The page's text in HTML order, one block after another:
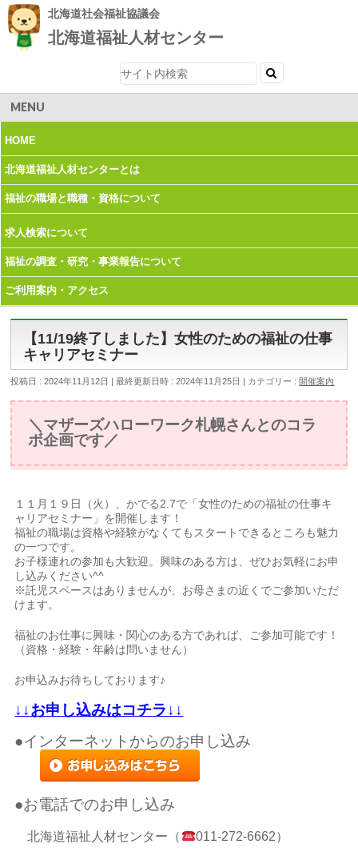
北海道社会福祉協議会
北海道福祉人材センター
MENU
HOME
北海道福祉人材センターとは
福祉の職場と職種・ 資格について
求人検索について
福祉の調査・研究・ 事業報告について
ご利用案内・ アクセス
【11/19終了しました】女性のための福祉の仕事
キャリアセミナー
投稿日 : 2024年11月12日 最終更新日時 : 2024年11月25日 カテゴリー : 開催案内
＼マザーズハローワーク札幌さんとのコラ
ボ企画です／
１１月１９日（火）、かでる2.7で「女性のための福祉の仕事キ
ャリアセミナー」を開催します！
福祉の職場は資格や経験がなくてもスタートできるところも魅力
の一つです。
お子様連れの参加も大歓迎。興味のある方は、ぜひお気軽にお申
し込みください^^
※託児スペースはありませんが、お母さまの近くでご参加いただ
けます。
福祉のお仕事に興味・関心のある方であれば、ご参加可能です！
（資格・経験・年齢は問いません）
お申込みお待ちしております♪
↓↓お申し込みはコチラ↓↓
●インターネットからのお申し込み
●お電話でのお申し込み
北海道福祉人材センター（ 011-272-6662）